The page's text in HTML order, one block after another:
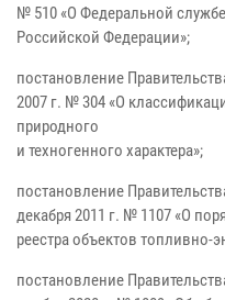
№ 510 «О Федеральной
Российской Федерации»;
постановление
2007 г. № 304 «О
природного
и техногенного характера»;
постановление
декабря 2011 г. № 1107 «О
реестра объектов топливно-
постановление